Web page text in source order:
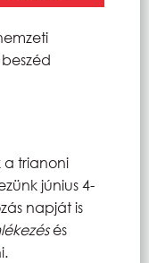
a trianoni
június 4-
napját is
és